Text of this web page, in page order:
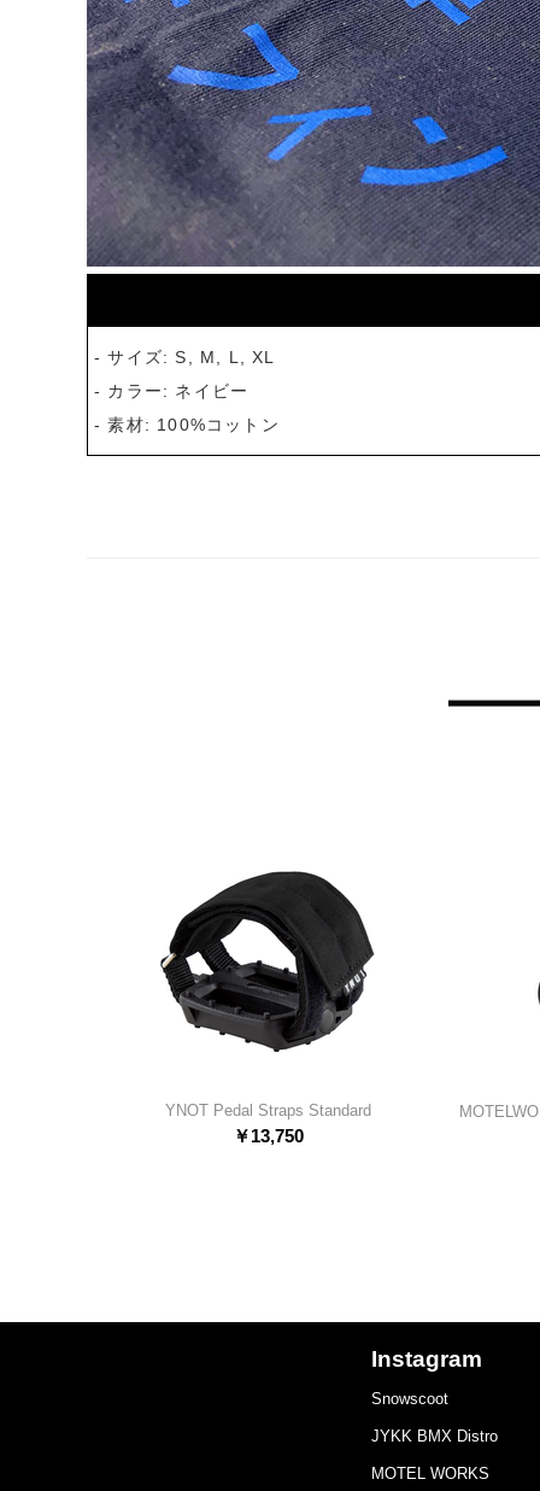
- サイズ: S, M, L, XL
- カラー: ネイビー
- 素材: 100%コットン
YNOT Pedal Straps Standard
￥13,750
Instagram
Snowscoot
JYKK BMX Distro
MOTEL WORKS